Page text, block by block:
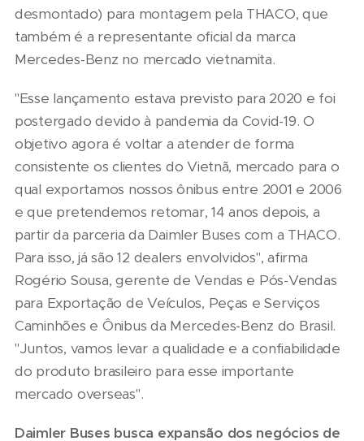
desmontado) para montagem pela THACO, que
também é a representante oficial da marca
Mercedes-Benz no mercado vietnamita.
"Esse lançamento estava previsto para 2020 e foi
postergado devido à pandemia da Covid-19. O
objetivo agora é voltar a atender de forma
consistente os clientes do Vietnã, mercado para o
qual exportamos nossos ônibus entre 2001 e 2006
e que pretendemos retomar, 14 anos depois, a
partir da parceria da Daimler Buses com a THACO.
Para isso, já são 12 dealers envolvidos", afirma
Rogério Sousa, gerente de Vendas e Pós-Vendas
para Exportação de Veículos, Peças e Serviços
Caminhões e Ônibus da Mercedes-Benz do Brasil.
"Juntos, vamos levar a qualidade e a confiabilidade
do produto brasileiro para esse importante
mercado overseas".
Daimler Buses busca expansão dos negócios de